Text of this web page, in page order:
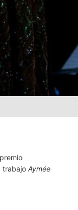
trabajo Aymée